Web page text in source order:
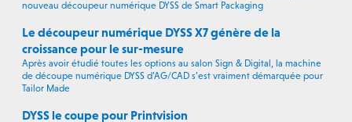
nouveau découpeur numérique DYSS de Smart Packaging
Le découpeur numérique DYSS X7 génère de la
croissance pour le sur-mesure
Après avoir étudié toutes les options au salon Sign & Digital, la machine
de découpe numérique DYSS d’AG/CAD s’est vraiment démarquée pour
Tailor Made
DYSS le coupe pour Printvision